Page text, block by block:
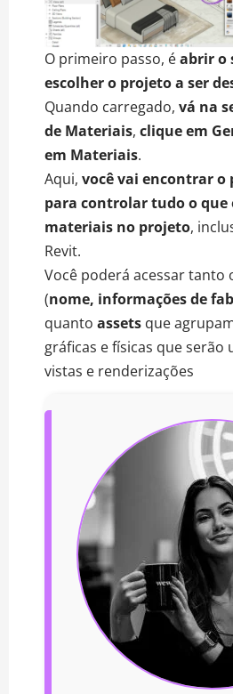
O primeiro passo, éabrir o
escolher o projeto a ser
Quando carregado, vá na
de Materiais, clique em
em Materiais.
Aqui, você vai encontrar o
para controlar tudo o que
materiais no projeto,
Revit.
Você poderá acessar tanto
(nome, informações de
quanto assets que
gráficas e físicas que serão
vistas e renderizações